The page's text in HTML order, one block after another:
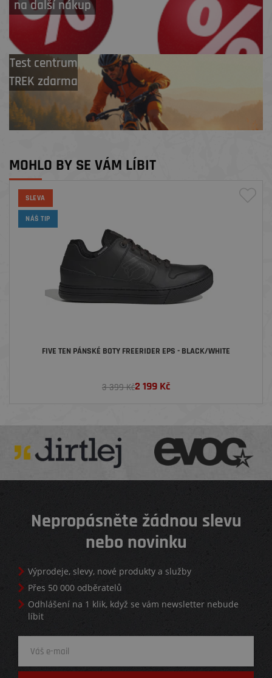
na další nákup
Test centrum
TREK zdarma
MOHLO BY SE VÁM LÍBIT
SLEVA
NÁŠ TIP
FIVE TEN PÁNSKÉ BOTY FREERIDER EPS - BLACK/WHITE
3 399 Kč2 199 Kč
Nepropásněte žádnou slevu
nebo novinku
Výprodeje, slevy, nové produkty a služby
Přes 50 000 odběratelů
Odhlášení na 1 klik, když se vám newsletter nebude
líbit